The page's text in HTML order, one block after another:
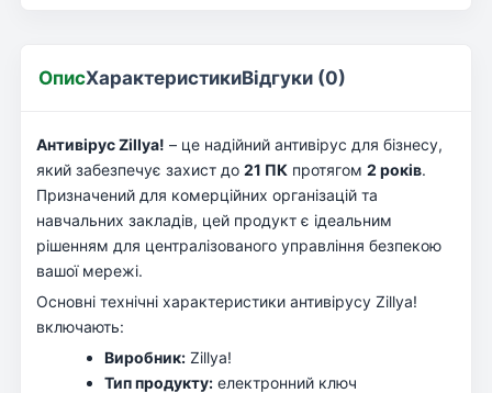
ОписХарактеристикиВідгуки (0)
Антивірус Zillya! – це надійний антивірус для бізнесу,
який забезпечує захист до 21 ПК протягом 2 років.
Призначений для комерційних організацій та
навчальних закладів, цей продукт є ідеальним
рішенням для централізованого управління безпекою
вашої мережі.
Основні технічні характеристики антивірусу Zillya!
включають:
Виробник: Zillya!
Тип продукту: електронний ключ